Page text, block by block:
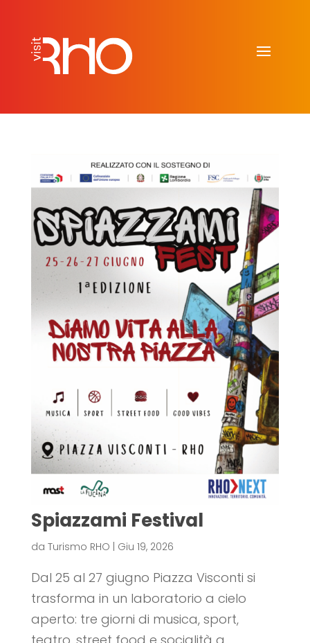
Spiazzami Festival
da Turismo RHO Giu 19, 2026
Dal 25 al 27 giugno Piazza Visconti si
trasforma in un laboratorio a cielo
aperto: tre giorni di musica, sport,